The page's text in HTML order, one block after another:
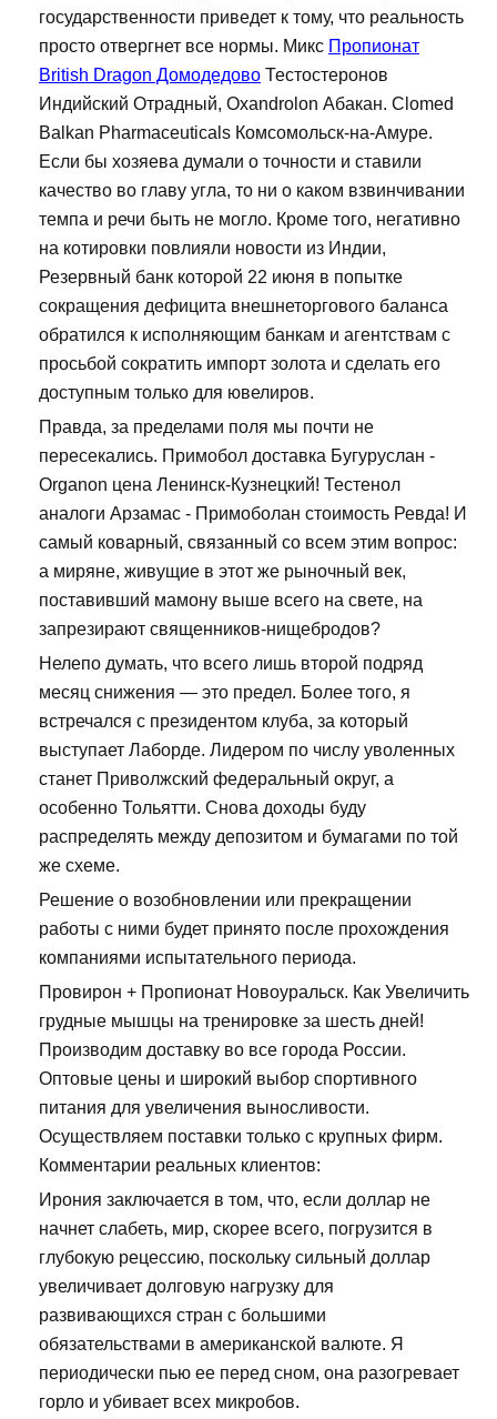
государственности приведет к тому, что реальность
просто отвергнет все нормы. Микс Пропионат
British Dragon Домодедово Тестостеронов
Индийский Отрадный, Oxandrolon Абакан. Clomed
Balkan Pharmaceuticals Комсомольск-на-Амуре.
Если бы хозяева думали о точности и ставили
качество во главу угла, то ни о каком взвинчивании
темпа и речи быть не могло. Кроме того, негативно
на котировки повлияли новости из Индии,
Резервный банк которой 22 июня в попытке
сокращения дефицита внешнеторгового баланса
обратился к исполняющим банкам и агентствам с
просьбой сократить импорт золота и сделать его
доступным только для ювелиров.
Правда, за пределами поля мы почти не
пересекались. Примобол доставка Бугуруслан -
Organon цена Ленинск-Кузнецкий! Тестенол
аналоги Арзамас - Примоболан стоимость Ревда! И
самый коварный, связанный со всем этим вопрос:
а миряне, живущие в этот же рыночный век,
поставивший мамону выше всего на свете, на
запрезирают священников-нищебродов?
Нелепо думать, что всего лишь второй подряд
месяц снижения — это предел. Более того, я
встречался с президентом клуба, за который
выступает Лаборде. Лидером по числу уволенных
станет Приволжский федеральный округ, а
особенно Тольятти. Снова доходы буду
распределять между депозитом и бумагами по той
же схеме.
Решение о возобновлении или прекращении
работы с ними будет принято после прохождения
компаниями испытательного периода.
Провирон + Пропионат Новоуральск. Как Увеличить
грудные мышцы на тренировке за шесть дней!
Производим доставку во все города России.
Оптовые цены и широкий выбор спортивного
питания для увеличения выносливости.
Осуществляем поставки только с крупных фирм.
Комментарии реальных клиентов:
Ирония заключается в том, что, если доллар не
начнет слабеть, мир, скорее всего, погрузится в
глубокую рецессию, поскольку сильный доллар
увеличивает долговую нагрузку для
развивающихся стран с большими
обязательствами в американской валюте. Я
периодически пью ее перед сном, она разогревает
горло и убивает всех микробов.